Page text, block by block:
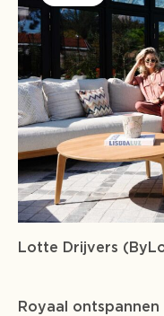
Lotte Drijvers
Royaal ontspannen